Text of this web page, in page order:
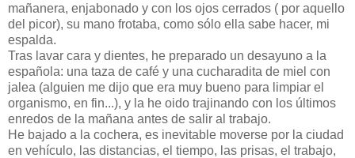
mañanera, enjabonado y con los ojos cerrados ( por aquello
del picor), su mano frotaba, como sólo ella sabe hacer, mi
espalda.
Tras lavar cara y dientes, he preparado un desayuno a la
española: una taza de café y una cucharadita de miel con
jalea (alguien me dijo que era muy bueno para limpiar el
organismo, en fin...), y la he oido trajinando con los últimos
enredos de la mañana antes de salir al trabajo.
He bajado a la cochera, es inevitable moverse por la ciudad
en vehículo, las distancias, el tiempo, las prisas, el trabajo,